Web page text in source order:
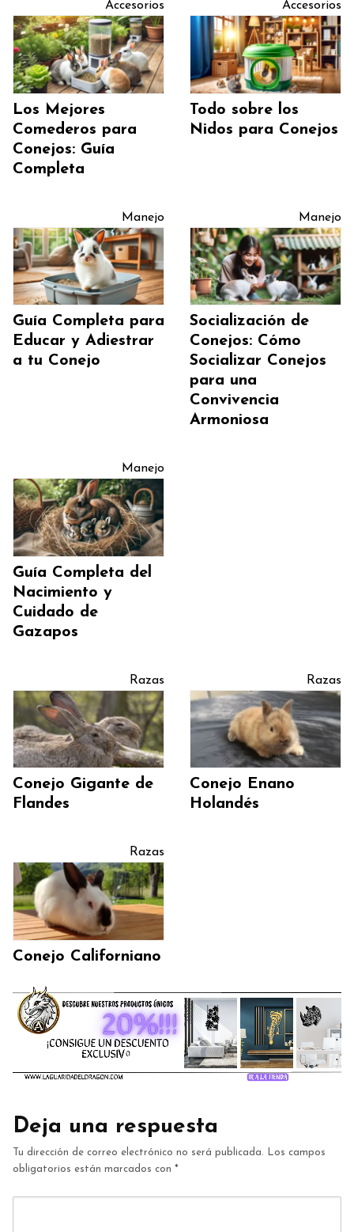
Accesorios
Los Mejores
Comederos para
Conejos: Guía
Completa
Accesorios
Todo sobre los
Nidos para Conejos
Manejo
Guía Completa para
Educar y Adiestrar
a tu Conejo
Manejo
Socialización de
Conejos: Cómo
Socializar Conejos
para una
Convivencia
Armoniosa
Manejo
Guía Completa del
Nacimiento y
Cuidado de
Gazapos
Razas
Conejo Gigante de
Flandes
Razas
Conejo Enano
Holandés
Razas
Conejo Californiano
Deja una respuesta
Tu dirección de correo electrónico no será publicada.
Los campos
obligatorios están marcados con *